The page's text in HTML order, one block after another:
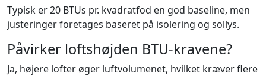
Typisk er 20 BTUs pr. kvadratfod en god baseline, men
justeringer foretages baseret på isolering og sollys.
Påvirker loftshøjden BTU-kravene?
Ja, højere lofter øger luftvolumenet, hvilket kræver flere